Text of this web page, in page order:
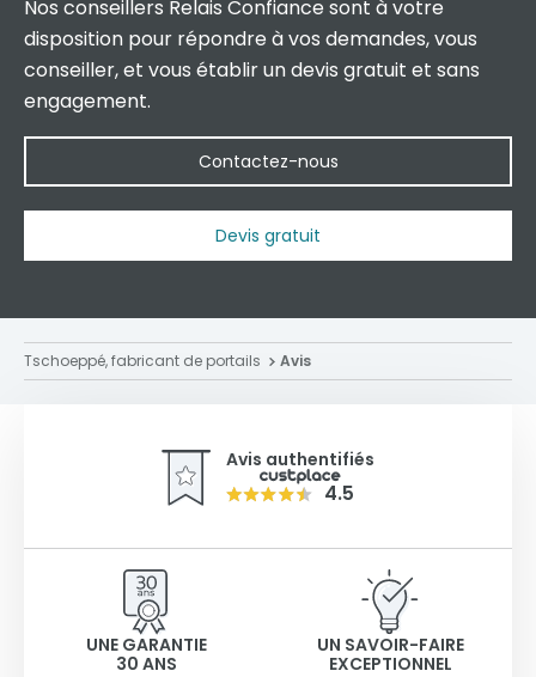
Nos conseillers Relais Confiance sont à votre
disposition pour répondre à vos demandes, vous
conseiller, et vous établir un devis gratuit et sans
engagement.
Contactez-nous
Devis gratuit
Tschoeppé, fabricant de portails Avis
Avis authentifiés
4.5
UNE GARANTIE
30 ANS
UN SAVOIR-FAIRE
EXCEPTIONNEL